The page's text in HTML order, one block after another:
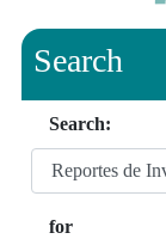
Search
Search:
for